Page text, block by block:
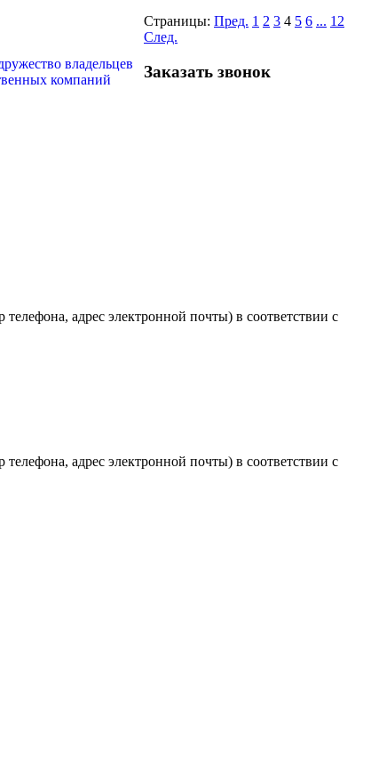
Страницы: Пред. 1 2 3 4 5 6 ... 12
След.
Заказать звонок
адрес электронной почты) в соответствии с
адрес электронной почты) в соответствии с